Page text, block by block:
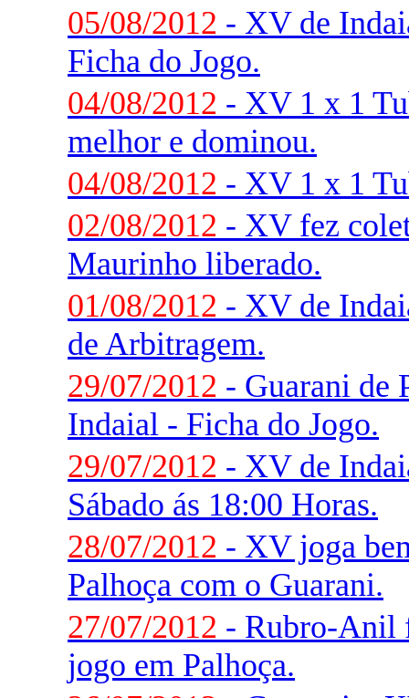
05/08/2012 - XV de
Ficha do Jogo.
04/08/2012 - XV 1 x 1
melhor e dominou.
04/08/2012 - XV 1 x 1
02/08/2012 - XV fez
Maurinho liberado.
01/08/2012 - XV de
de Arbitragem.
29/07/2012 - Guarani de
Indaial - Ficha do Jogo.
29/07/2012 - XV de
Sábado ás 18:00 Horas.
28/07/2012 - XV joga
Palhoça com o Guarani.
27/07/2012 - Rubro-Anil
jogo em Palhoça.